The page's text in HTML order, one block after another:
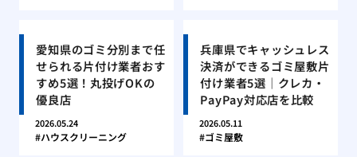
愛知県のゴミ分別まで任
せられる片付け業者おす
すめ5選！丸投げOKの
優良店
2026.05.24
ハウスクリーニング
兵庫県でキャッシュレス
決済ができるゴミ屋敷片
付け業者5選｜クレカ・
PayPay対応店を比較
2026.05.11
ゴミ屋敷